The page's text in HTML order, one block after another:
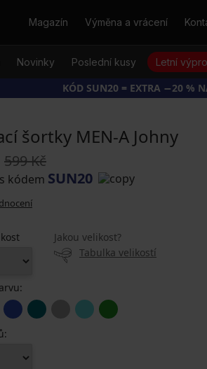
HledatMagazín Výměna a vrácení
Novinky Poslední kusy Letní
KÓD SUN20 = EXTRA −20 %
šortky MEN-A Johny
599 Kč
s kódem SUN20
Jakou velikost?
Tabulka velikostí